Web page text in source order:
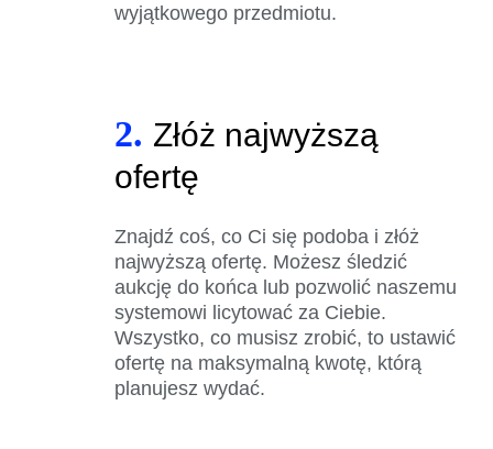
wyjątkowego przedmiotu.
2. Złóż najwyższą
ofertę
Znajdź coś, co Ci się podoba i złóż
najwyższą ofertę. Możesz śledzić
aukcję do końca lub pozwolić naszemu
systemowi licytować za Ciebie.
Wszystko, co musisz zrobić, to ustawić
ofertę na maksymalną kwotę, którą
planujesz wydać.